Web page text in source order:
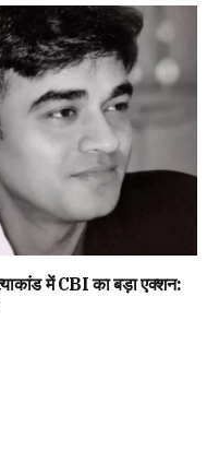
में CBI का बड़ा एक्शन: